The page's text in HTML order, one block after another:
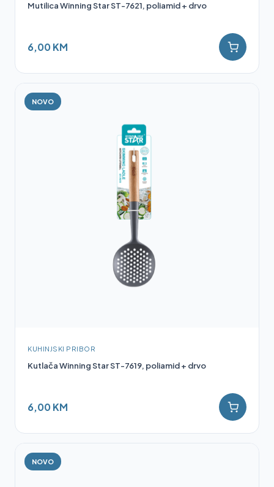
Mutilica Winning Star ST-7621, poliamid + drvo
6,00 KM
NOVO
KUHINJSKI PRIBOR
Kutlača Winning Star ST-7619, poliamid + drvo
6,00 KM
NOVO